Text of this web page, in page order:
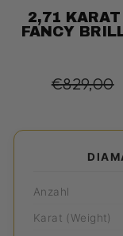
2,71 KARAT
FANCY
Normaler
€829,00
Anzahl
Karat (Weight)